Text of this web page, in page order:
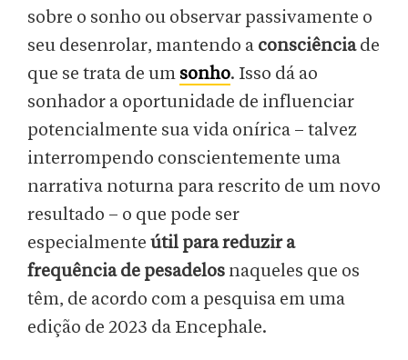
sobre o sonho ou observar passivamente o
seu desenrolar, mantendo a consciênciade
que se trata de um sonho. Isso dá ao
sonhador a oportunidade de influenciar
potencialmente sua vida onírica – talvez
interrompendo conscientemente uma
narrativa noturna para rescrito de um novo
resultado – o que pode ser
especialmente útil para reduzir a
frequência de pesadelos naqueles que os
têm, de acordo com a pesquisa em uma
edição de 2023 da Encephale.